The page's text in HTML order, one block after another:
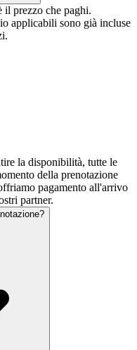
il prezzo che paghi.
applicabili sono già incluse
la disponibilità, tutte le
della prenotazione
pagamento all'arrivo
partner.